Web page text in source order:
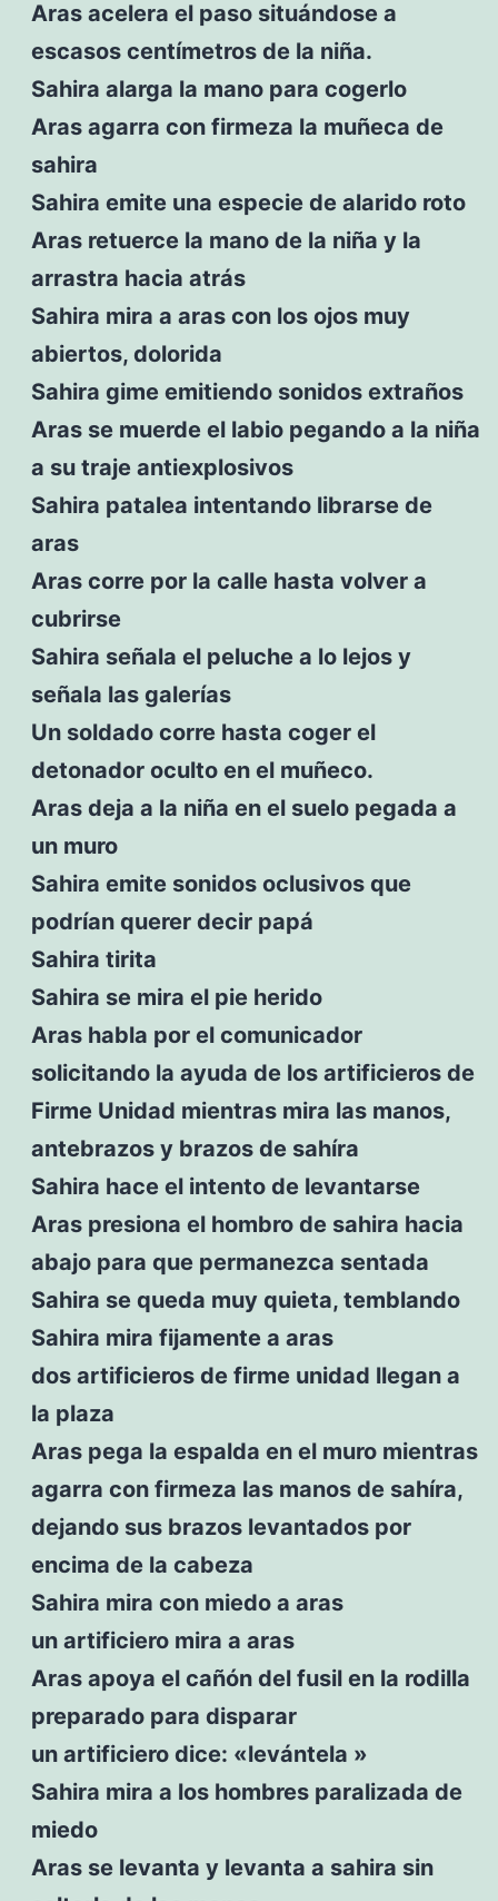
Aras acelera el paso situándose a
escasos centímetros de la niña.
Sahira alarga la mano para cogerlo
Aras agarra con firmeza la muñeca de
sahira
Sahira emite una especie de alarido roto
Aras retuerce la mano de la niña y la
arrastra hacia atrás
Sahira mira a aras con los ojos muy
abiertos, dolorida
Sahira gime emitiendo sonidos extraños
Aras se muerde el labio pegando a la niña
a su traje antiexplosivos
Sahira patalea intentando librarse de
aras
Aras corre por la calle hasta volver a
cubrirse
Sahira señala el peluche a lo lejos y
señala las galerías
Un soldado corre hasta coger el
detonador oculto en el muñeco.
Aras deja a la niña en el suelo pegada a
un muro
Sahira emite sonidos oclusivos que
podrían querer decir papá
Sahira tirita
Sahira se mira el pie herido
Aras habla por el comunicador
solicitando la ayuda de los artificieros de
Firme Unidad mientras mira las manos,
antebrazos y brazos de sahíra
Sahira hace el intento de levantarse
Aras presiona el hombro de sahira hacia
abajo para que permanezca sentada
Sahira se queda muy quieta, temblando
Sahira mira fijamente a aras
dos artificieros de firme unidad llegan a
la plaza
Aras pega la espalda en el muro mientras
agarra con firmeza las manos de sahíra,
dejando sus brazos levantados por
encima de la cabeza
Sahira mira con miedo a aras
un artificiero mira a aras
Aras apoya el cañón del fusil en la rodilla
preparado para disparar
un artificiero dice: «levántela »
Sahira mira a los hombres paralizada de
miedo
Aras se levanta y levanta a sahira sin